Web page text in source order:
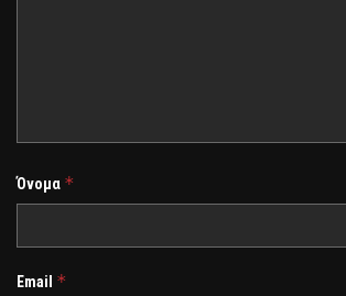
Όνομα *
Email *